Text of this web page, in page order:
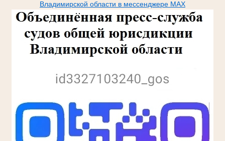
Владимирской области в мессенджере МАХ